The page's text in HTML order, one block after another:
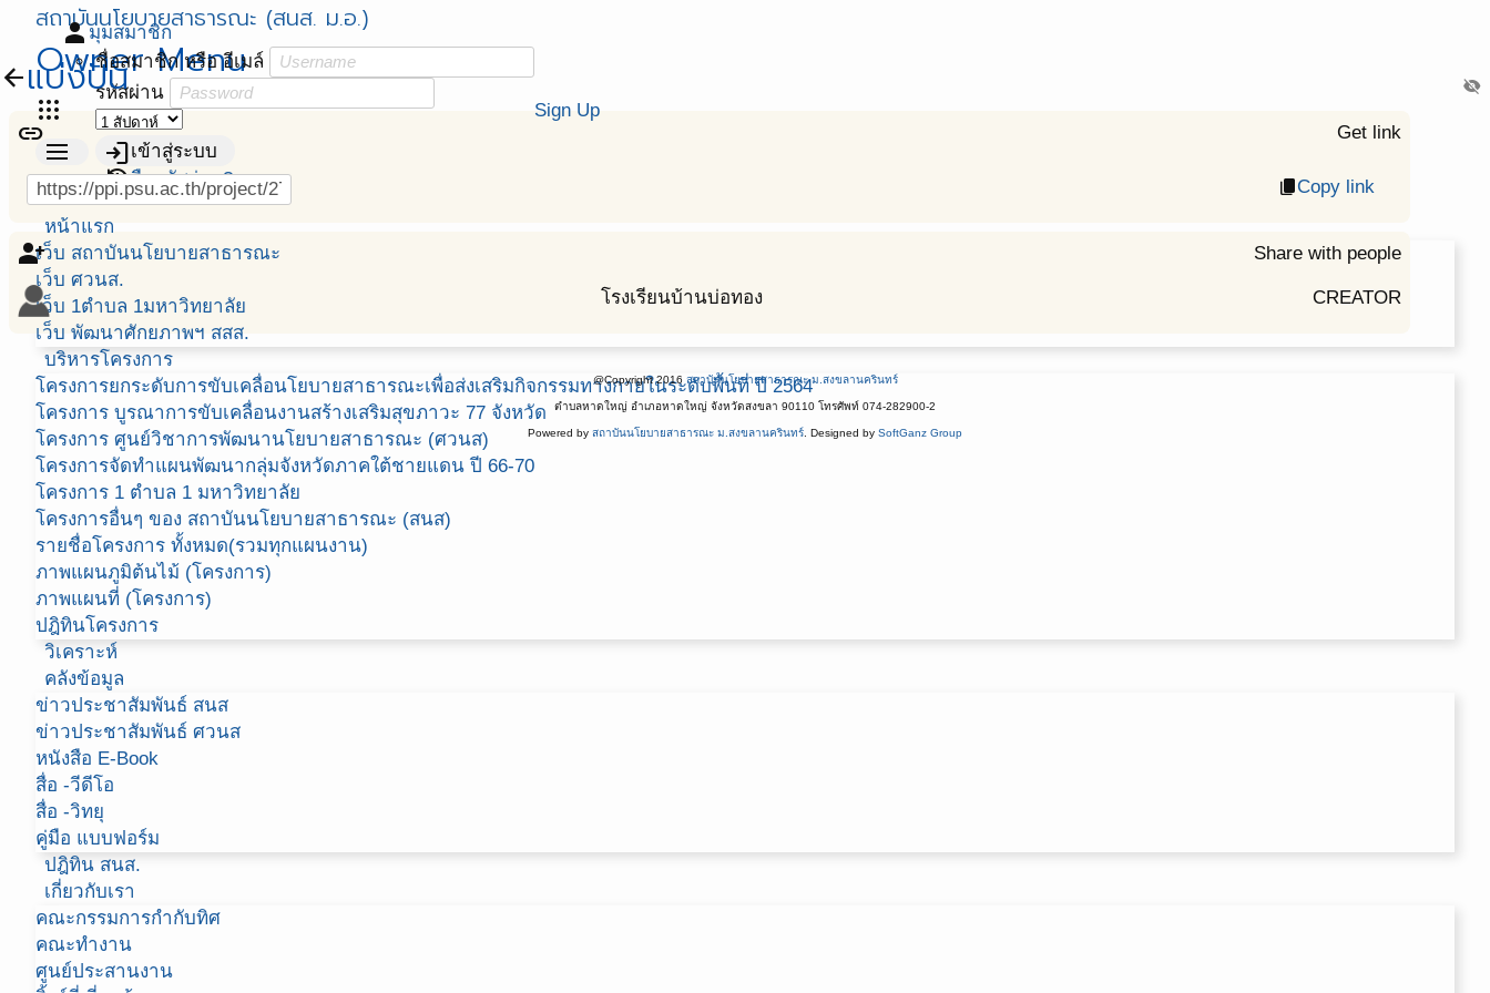
สถาบันนโยบายสาธารณะ (สนส. ม.อ.)
Owner Menu
apps
personมุมสมาชิก
ชื่อสมาชิก หรือ อีเมล์
รหัสผ่าน
visibility_off
loginเข้าสู่ระบบ
restoreลืมรหัสผ่าน?
Sign Up
menu
Menu
หน้าแรก
เว็บ สถาบันนโยบายสาธารณะ
เว็บ ศวนส.
เว็บ 1ตำบล 1มหาวิทยาลัย
เว็บ พัฒนาศักยภาพฯ สสส.
บริหารโครงการ
โครงการยกระดับการขับเคลื่อนโยบายสาธารณะเพื่อส่งเสริมกิจกรรมทางกายในระดับพื้นที่ ปี 2564
โครงการ บูรณาการขับเคลื่อนงานสร้างเสริมสุขภาวะ 77 จังหวัด
โครงการ ศูนย์วิชาการพัฒนานโยบายสาธารณะ (ศวนส)
โครงการจัดทำแผนพัฒนากลุ่มจังหวัดภาคใต้ชายแดน ปี 66-70
โครงการ 1 ตำบล 1 มหาวิทยาลัย
โครงการอื่นๆ ของ สถาบันนโยบายสาธารณะ (สนส)
รายชื่อโครงการ ทั้งหมด(รวมทุกแผนงาน)
ภาพแผนภูมิต้นไม้ (โครงการ)
ภาพแผนที่ (โครงการ)
ปฎิทินโครงการ
วิเคราะห์
คลังข้อมูล
ข่าวประชาสัมพันธ์ สนส
ข่าวประชาสัมพันธ์ ศวนส
หนังสือ E-Book
สื่อ -วีดีโอ
สื่อ -วิทยุ
คู่มือ แบบฟอร์ม
ปฎิทิน สนส.
เกี่ยวกับเรา
คณะกรรมการกำกับทิศ
คณะทำงาน
ศูนย์ประสานงาน
arrow_backแบ่งปัน
link Get link
content_copyCopy link
person_add_alt Share with people
โรงเรียนบ้านบ่อทอง CREATOR
@Copyright 2016 สถาบันนโยบายสาธารณะ ม.สงขลานครินทร์
ตำบลหาดใหญ่ อำเภอหาดใหญ่ จังหวัดสงขลา 90110 โทรศัพท์ 074-282900-2
Powered by สถาบันนโยบายสาธารณะ ม.สงขลานครินทร์ . Designed by SoftGanz Group